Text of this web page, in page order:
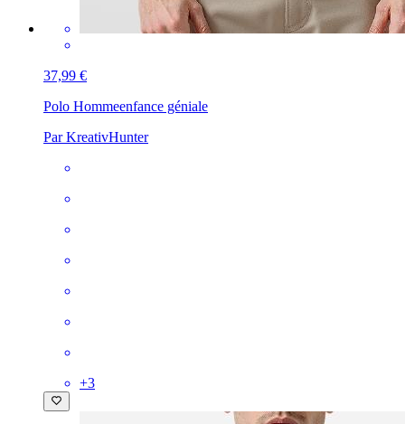
37,99 €
Polo Hommeenfance géniale
Par KreativHunter
+3